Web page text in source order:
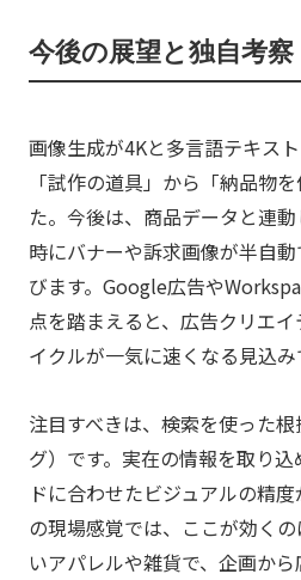
今後の展望と独自考察
画像生成が4Kと多言語テキス
「試作の道具」から「納品物
た。今後は、商品データと連
時にバナーや訴求画像が半自
びます。Google広告や
点を踏まえると、広告クリエ
イクルが一気に速くなる見込み
注目すべきは、検索を使った
グ）です。実在の情報を取り
ドに合わせたビジュアルの精
の現場感覚では、ここが効く
いアパレルや雑貨で、企画か